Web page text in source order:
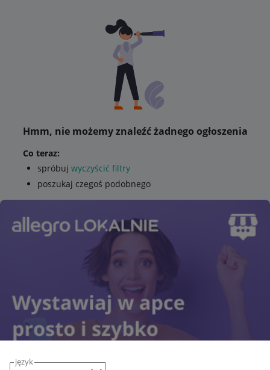
język
Hmm, nie możemy znaleźć żadnego ogłoszenia
Co teraz:
spróbuj wyczyścić filtry
poszukaj czegoś podobnego